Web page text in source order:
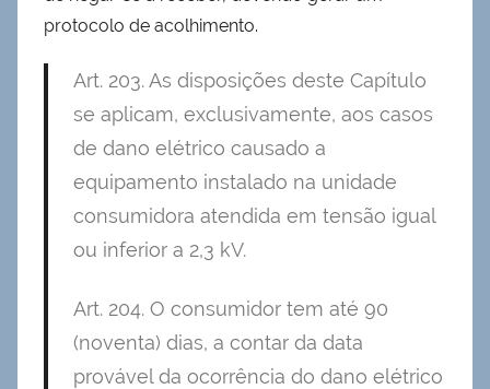
protocolo de acolhimento.
Art. 203. As disposições deste Capítulo
se aplicam, exclusivamente, aos casos
de dano elétrico causado a
equipamento instalado na unidade
consumidora atendida em tensão igual
ou inferior a 2,3 kV.
Art. 204. O consumidor tem até 90
(noventa) dias, a contar da data
provável da ocorrência do dano elétrico